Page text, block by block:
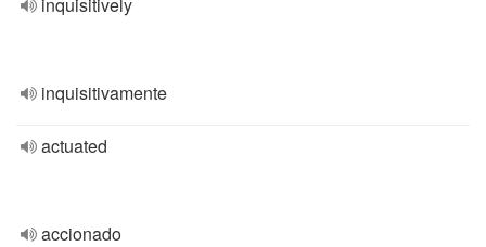
inquisitivamente
actuated
accionado